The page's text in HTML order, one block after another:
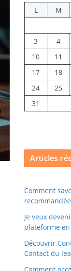
L
M
3
4
10
11
17
18
24
25
31
Articles
Comment
Je veux
plateforme
Découvrir
Contact du
Comment